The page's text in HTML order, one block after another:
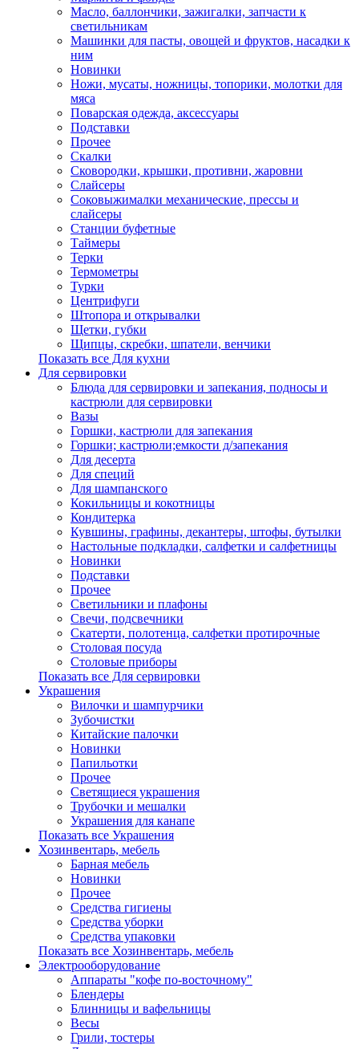
Масло, баллончики, зажигалки, запчасти к
светильникам
Машинки для пасты, овощей и фруктов, насадки к
ним
Новинки
Ножи, мусаты, ножницы, топорики, молотки для
мяса
Поварская одежда, аксессуары
Подставки
Прочее
Скалки
Сковородки, крышки, противни, жаровни
Слайсеры
Соковыжималки механические, прессы и
слайсеры
Станции буфетные
Таймеры
Терки
Термометры
Турки
Центрифуги
Штопора и открывалки
Щетки, губки
Щипцы, скребки, шпатели, венчики
Показать все Для кухни
Для сервировки
Блюда для сервировки и запекания, подносы и
кастрюли для сервировки
Вазы
Горшки, кастрюли для запекания
Горшки; кастрюли;емкости д/запекания
Для десерта
Для специй
Для шампанского
Кокильницы и кокотницы
Кондитерка
Кувшины, графины, декантеры, штофы, бутылки
Настольные подкладки, салфетки и салфетницы
Новинки
Подставки
Прочее
Светильники и плафоны
Свечи, подсвечники
Скатерти, полотенца, салфетки протирочные
Столовая посуда
Столовые приборы
Показать все Для сервировки
Украшения
Вилочки и шампурчики
Зубочистки
Китайские палочки
Новинки
Папильотки
Прочее
Светящиеся украшения
Трубочки и мешалки
Украшения для канапе
Показать все Украшения
Хозинвентарь, мебель
Барная мебель
Новинки
Прочее
Средства гигиены
Средства уборки
Средства упаковки
Показать все Хозинвентарь, мебель
Электрооборудование
Аппараты "кофе по-восточному"
Блендеры
Блинницы и вафельницы
Весы
Грили, тостеры